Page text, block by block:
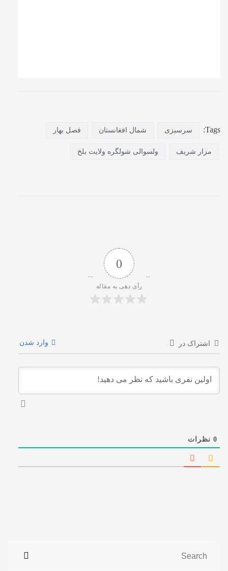
Tags: سرسبزی شمال افغانستان فصل بهار
مزار شریف ولسوالی شولگره ولایت بلخ
0
رأی دهی به مقاله
اشتراک در وارد شدن
0نظرات